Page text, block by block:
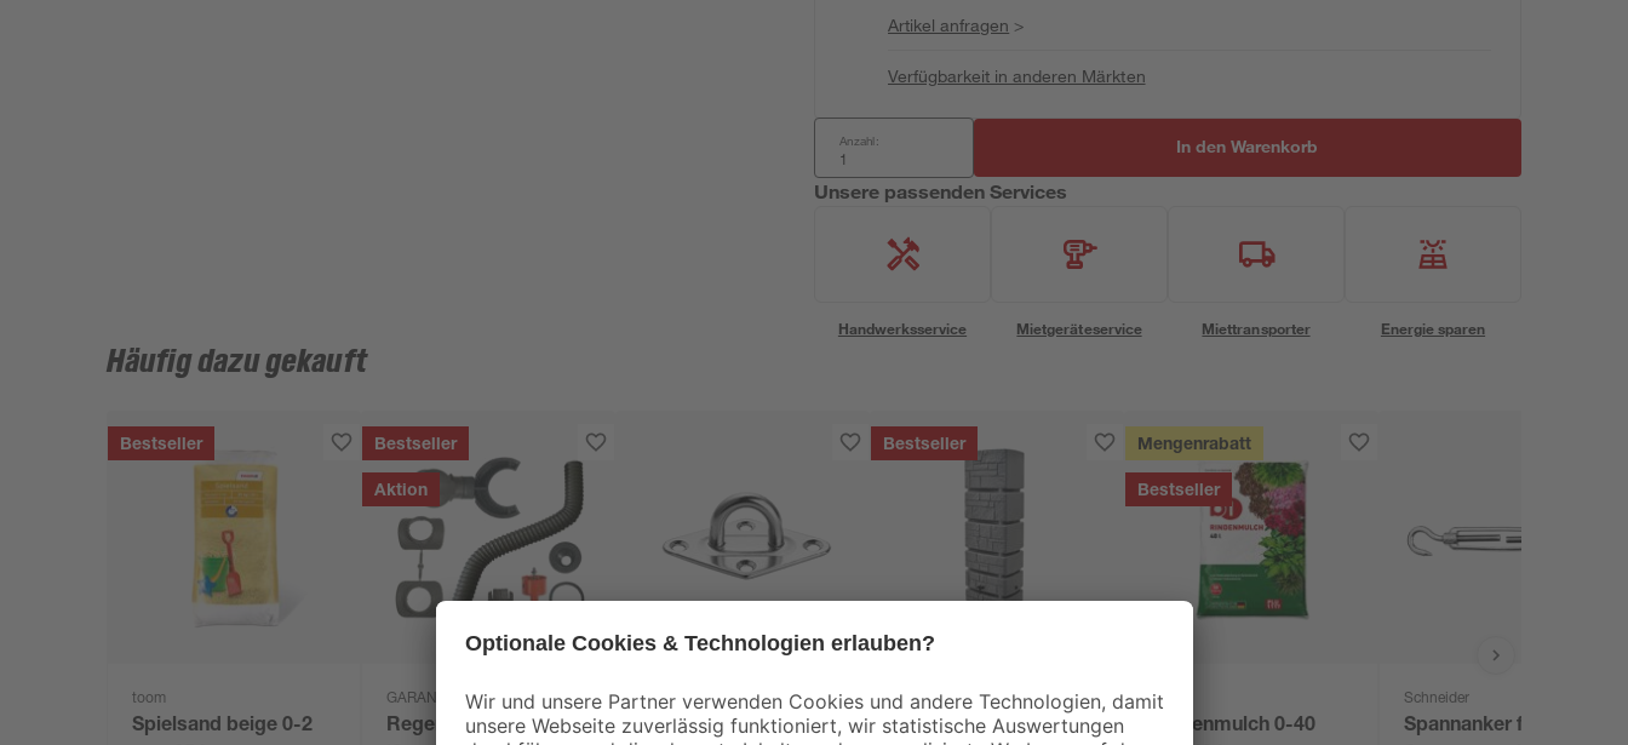
Artikel anfragen >
Verfügbarkeit in anderen Märkten
Anzahl: In den Warenkorb
Unsere passenden Services
Handwerksservice Mietgeräteservice Miettransporter Energie sparen
Häufig dazu gekauft
Bestseller
toom
Spielsand beige 0-2
Bestseller
Aktion
GARANTIA
Regensammler
Schneider
Halte-Öse für
Bestseller
Wandtank 'Tower
Mengenrabatt
Bestseller
B1
Rindenmulch 0-40
Schneider
Spannanker für